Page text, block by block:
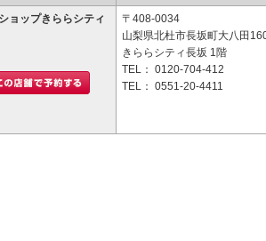
ョップきららシティ
〒408-0034
山梨県北杜市長坂町大八田
きららシティ長坂 1階
TEL： 0120-704-412
TEL： 0551-20-4411